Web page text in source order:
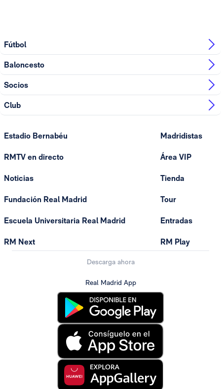
Fútbol
Baloncesto
Socios
Club
Estadio Bernabéu
RMTV en directo
Noticias
Fundación Real Madrid
Escuela Universitaria Real Madrid
RM Next
Madridistas
Área VIP
Tienda
Tour
Entradas
RM Play
Descarga ahora
Real Madrid App